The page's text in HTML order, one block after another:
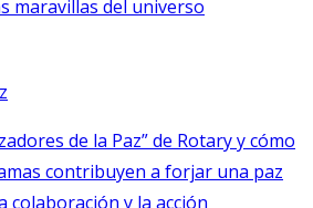
maravillas del universo
de la Paz” de Rotary y cómo
contribuyen a forjar una paz
colaboración y la acción